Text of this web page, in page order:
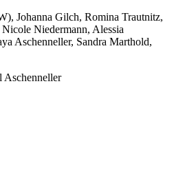
Johanna Gilch, Romina Trautnitz,
Niedermann, Alessia
Aschenneller, Sandra Marthold,